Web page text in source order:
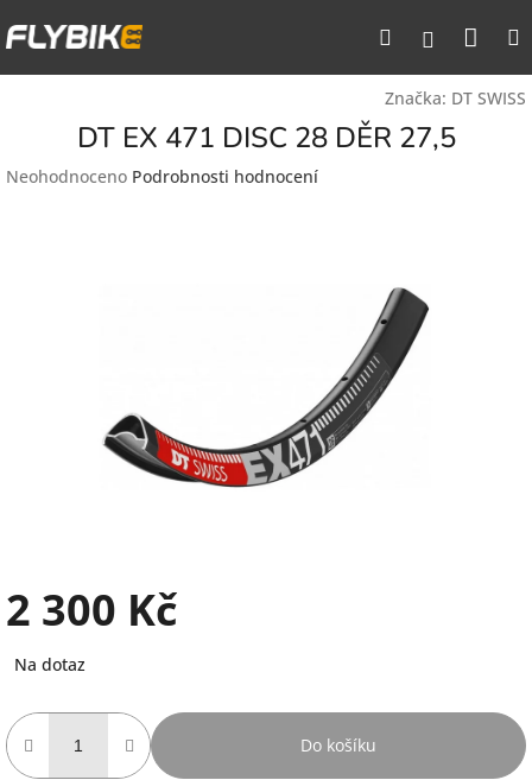
na
Hledat
Značka: DT SWISS
DT EX 471 DISC 28 DĚR 27,5
Průměrné
Neohodnoceno Podrobnosti hodnocení
2 300 Kč
cena:
Na dotaz
Do košíku